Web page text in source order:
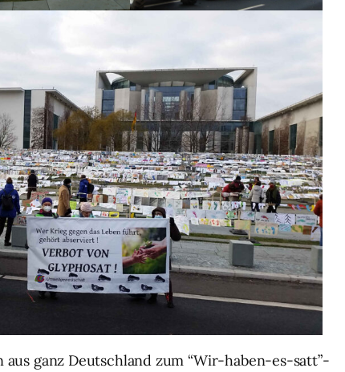
ganz Deutschland zum “Wir-haben-es-satt”-